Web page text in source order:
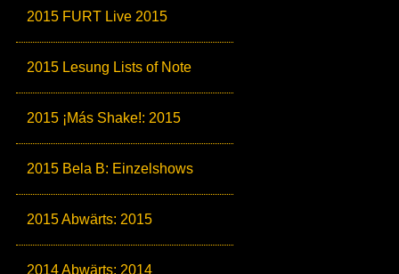
2015 FURT Live 2015
2015 Lesung Lists of Note
2015 ¡Más Shake!: 2015
2015 Bela B: Einzelshows
2015 Abwärts: 2015
2014 Abwärts: 2014